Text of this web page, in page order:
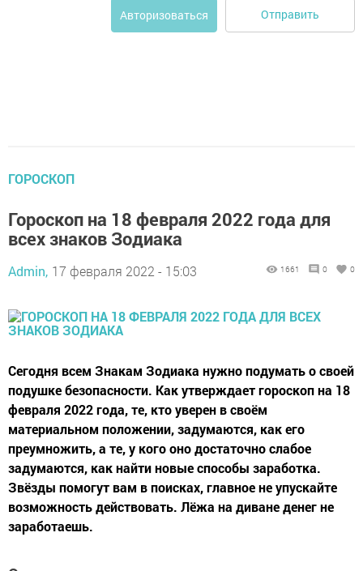
Авторизоваться Отправить
ГОРОСКОП
Гороскоп на 18 февраля 2022 года для
всех знаков Зодиака
Admin, 17 февраля 2022 - 15:03 1661 0 0
Сегодня всем Знакам Зодиака нужно подумать о своей
подушке безопасности. Как утверждает гороскоп на 18
февраля 2022 года, те, кто уверен в своём
материальном положении, задумаются, как его
преумножить, а те, у кого оно достаточно слабое
задумаются, как найти новые способы заработка.
Звёзды помогут вам в поисках, главное не упускайте
возможность действовать. Лёжа на диване денег не
заработаешь.